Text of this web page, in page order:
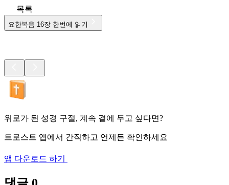
목록
요한복음 16장 한번에 읽기
위로가 된 성경 구절, 계속 곁에 두고 싶다면?
트로스트 앱에서 간직하고 언제든 확인하세요
앱 다운로드 하기